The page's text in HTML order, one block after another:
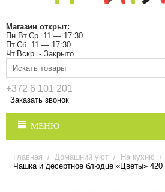
Магазин открыт:
Пн.Вт.Ср. 11 — 17:30
Пт.Сб. 11 — 17:30
Чт.Вскр. - Закрыто
+372 6 101 201
Заказать звонок
МЕНЮ
Главная / Домашний уют / На кухню /
Чашка и десертное блюдце «Цветы» 420